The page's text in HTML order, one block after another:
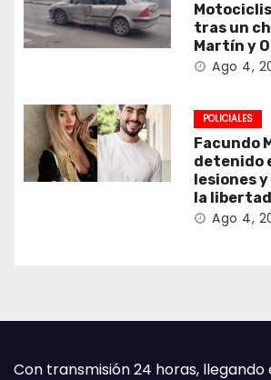
tras un
Martín y
Ago 4,
POLICIALES
Facundo
detenido
lesiones
la libertad
Ago 4,
Con transmisión 24 horas,